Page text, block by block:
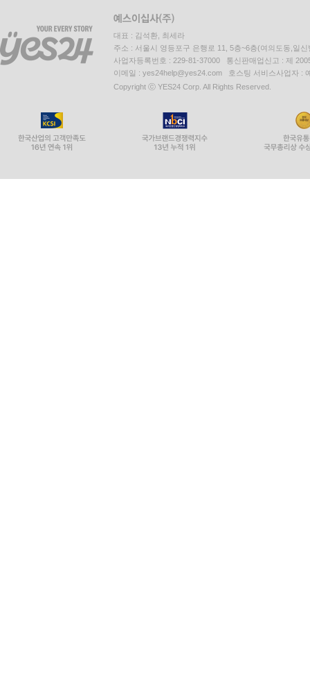
대표 : 김석환, 최세라
주소 : 서울시 영등포구 은행로 11, 5층~6층(여의도동,일신
사업자등록번호 : 229-81-37000 통신판매업신고 : 제
이메일 : yes24help@yes24.com 호스팅 서비스사업자 :
Copyright ⓒ YES24 Corp. All Rights Reserved.